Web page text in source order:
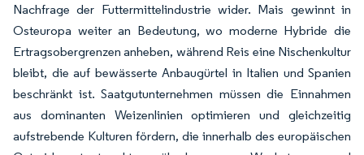
Nachfrage der Futtermittelindustrie wider. Mais gewinnt in
Osteuropa weiter an Bedeutung, wo moderne Hybride die
Ertragsobergrenzen anheben, während Reis eine Nischenkultur
bleibt, die auf bewässerte Anbaugürtel in Italien und Spanien
beschränkt ist. Saatgutunternehmen müssen die Einnahmen
aus dominanten Weizenlinien optimieren und gleichzeitig
aufstrebende Kulturen fördern, die innerhalb des europäischen